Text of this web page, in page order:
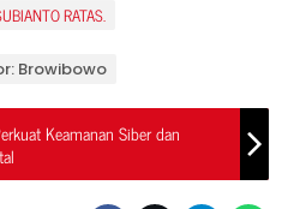
RATAS.
Browibowo
Keamanan Siber dan